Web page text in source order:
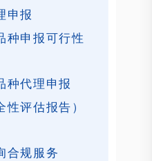
申报
种申报可行性
种代理申报
评估报告）
合规服务